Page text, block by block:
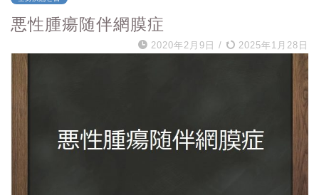
悪性腫瘍随伴網膜症
2020年2月9日 / 2025年1月28日